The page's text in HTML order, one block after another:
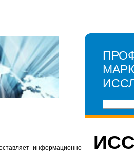
информационно-